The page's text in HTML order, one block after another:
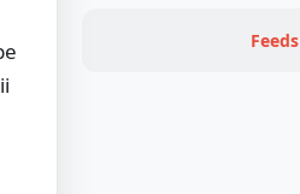
Feeds